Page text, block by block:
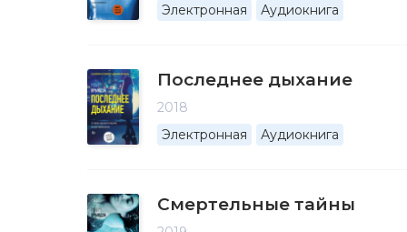
Электронная
Аудиокнига
Последнее дыхание
2018
Электронная
Аудиокнига
Смертельные тайны